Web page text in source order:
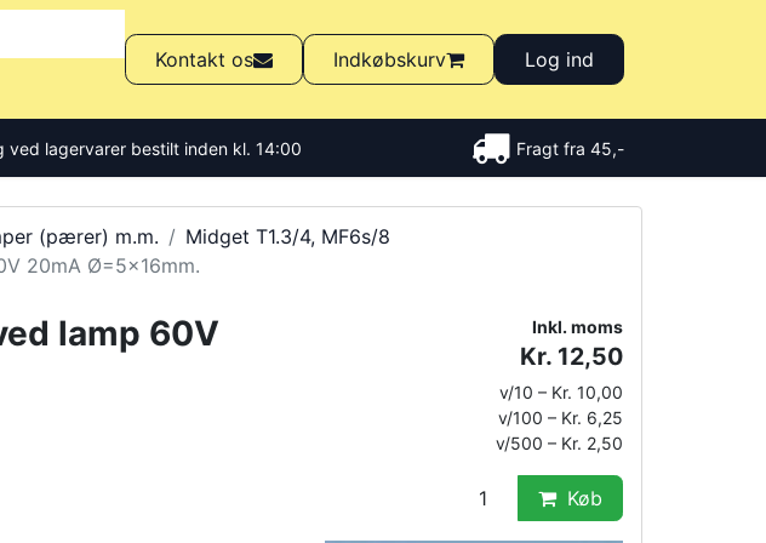
Kontakt os Indkøbskurv Log ind
ved lagervarer bestilt inden kl. 14:00 Fragt fra 45,-
(pærer) m.m.
Midget T1.3/4, MF6s/8
20mA Ø=5x16mm.
lamp 60V
Inkl. moms
Kr. 12,50
v/10 – Kr. 10,00
v/100 – Kr. 6,25
v/500 – Kr. 2,50
Køb